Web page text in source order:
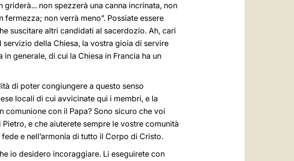
non spezzerà una canna incrinata, non
non verrà meno”. Possiate essere
suscitare altri candidati al sacerdozio. Ah, cari
della Chiesa, la vostra gioia di servire
generale, di cui la Chiesa in Francia ha un
di poter congiungere a questo senso
locali di cui avvicinate qui i membri, e la
comunione con il Papa? Sono sicuro che voi
e che aiuterete sempre le vostre comunità
e nell’armonia di tutto il Corpo di Cristo.
io desidero incoraggiare. Li eseguirete con